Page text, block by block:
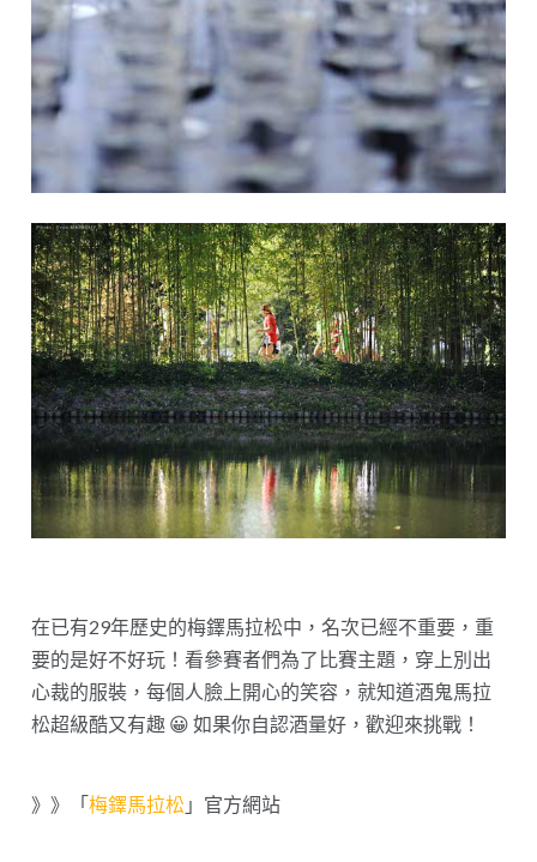
在已有29年歷史的梅鐸馬拉松中，名次已經不重要，重
要的是好不好玩！看參賽者們為了比賽主題，穿上別出
心裁的服裝，每個人臉上開心的笑容，就知道酒鬼馬拉
松超級酷又有趣 😀 如果你自認酒量好，歡迎來挑戰！
》》「梅鐸馬拉松 」官方網站